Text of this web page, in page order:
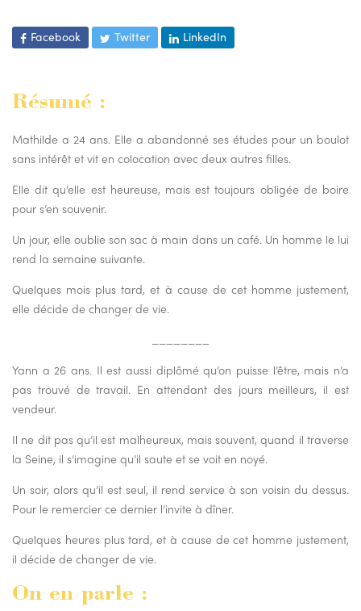
Facebook Twitter LinkedIn
Résumé :
Mathilde a 24 ans. Elle a abandonné ses études pour un boulot
sans intérêt et vit en colocation avec deux autres filles.
Elle dit qu’elle est heureuse, mais est toujours obligée de boire
pour s’en souvenir.
Un jour, elle oublie son sac à main dans un café. Un homme le lui
rend la semaine suivante.
Quelques mois plus tard, et à cause de cet homme justement,
elle décide de changer de vie.
Yann a 26 ans. Il est aussi diplômé qu’on puisse l’être, mais n’a
pas trouvé de travail. En attendant des jours meilleurs, il est
vendeur.
Il ne dit pas qu’il est malheureux, mais souvent, quand il traverse
la Seine, il s’imagine qu’il saute et se voit en noyé.
Un soir, alors qu’il est seul, il rend service à son voisin du dessus.
Pour le remercier ce dernier l’invite à dîner.
Quelques heures plus tard, et à cause de cet homme justement,
il décide de changer de vie.
On en parle :